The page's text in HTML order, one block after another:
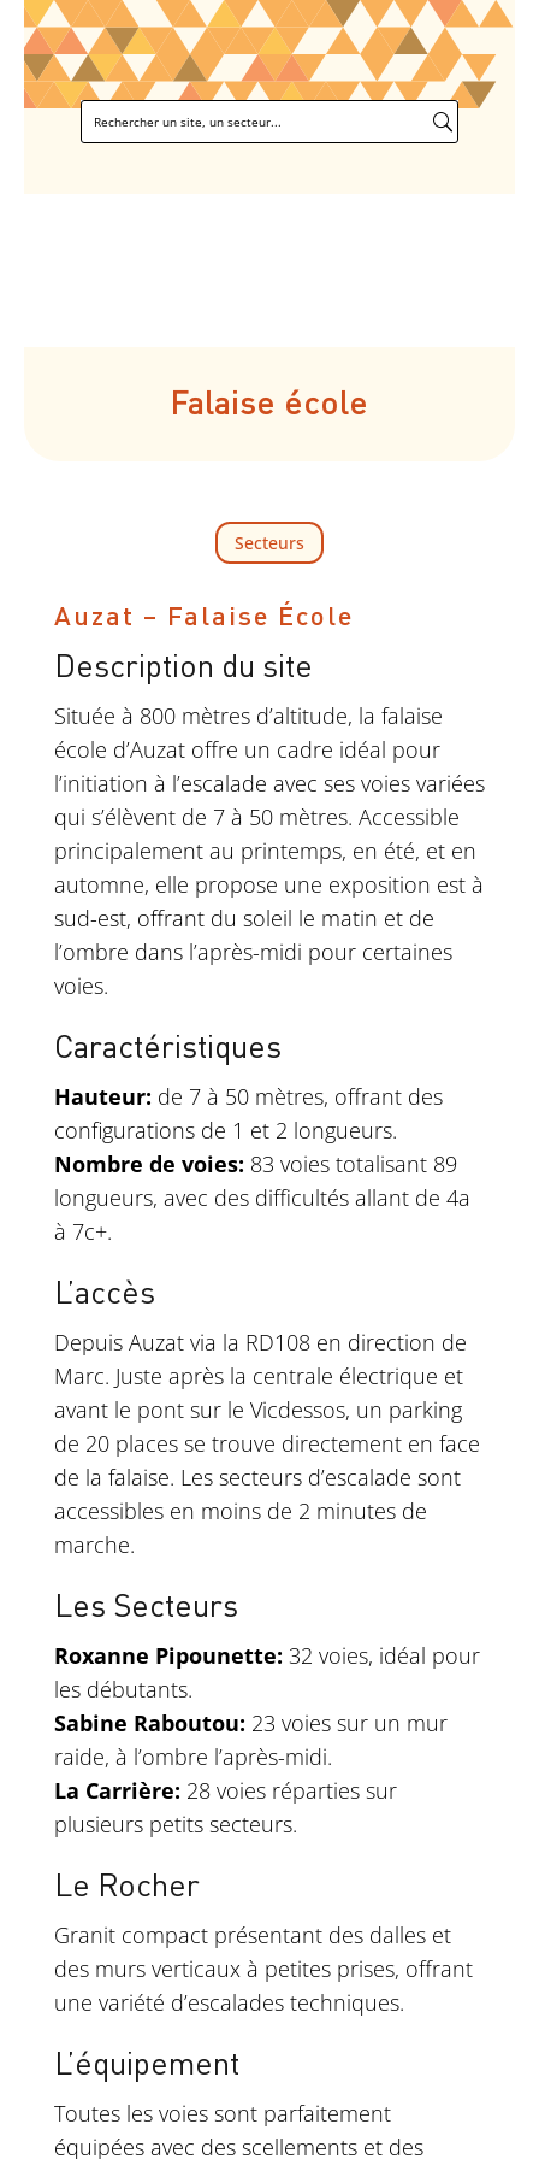
Falaise école
Secteurs
Auzat – Falaise École
Description du site
Située à 800 mètres d’altitude, la falaise
école d’Auzat offre un cadre idéal pour
l’initiation à l’escalade avec ses voies variées
qui s’élèvent de 7 à 50 mètres. Accessible
principalement au printemps, en été, et en
automne, elle propose une exposition est à
sud-est, offrant du soleil le matin et de
l’ombre dans l’après-midi pour certaines
voies.
Caractéristiques
Hauteur: de 7 à 50 mètres, offrant des
configurations de 1 et 2 longueurs.
Nombre de voies: 83 voies totalisant 89
longueurs, avec des difficultés allant de 4a
à 7c+.
L’accès
Depuis Auzat via la RD108 en direction de
Marc. Juste après la centrale électrique et
avant le pont sur le Vicdessos, un parking
de 20 places se trouve directement en face
de la falaise. Les secteurs d’escalade sont
accessibles en moins de 2 minutes de
marche.
Les Secteurs
Roxanne Pipounette: 32 voies, idéal pour
les débutants.
Sabine Raboutou: 23 voies sur un mur
raide, à l’ombre l’après-midi.
La Carrière: 28 voies réparties sur
plusieurs petits secteurs.
Le Rocher
Granit compact présentant des dalles et
des murs verticaux à petites prises, offrant
une variété d’escalades techniques.
L’équipement
Toutes les voies sont parfaitement
équipées avec des scellements et des